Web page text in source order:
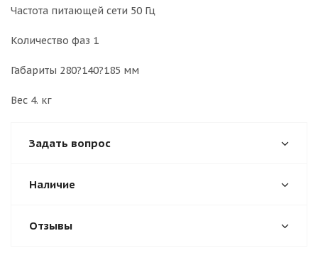
Частота питающей сети 50 Гц
Количество фаз 1
Габариты 280?140?185 мм
Вес 4. кг
Задать вопрос
Наличие
Отзывы